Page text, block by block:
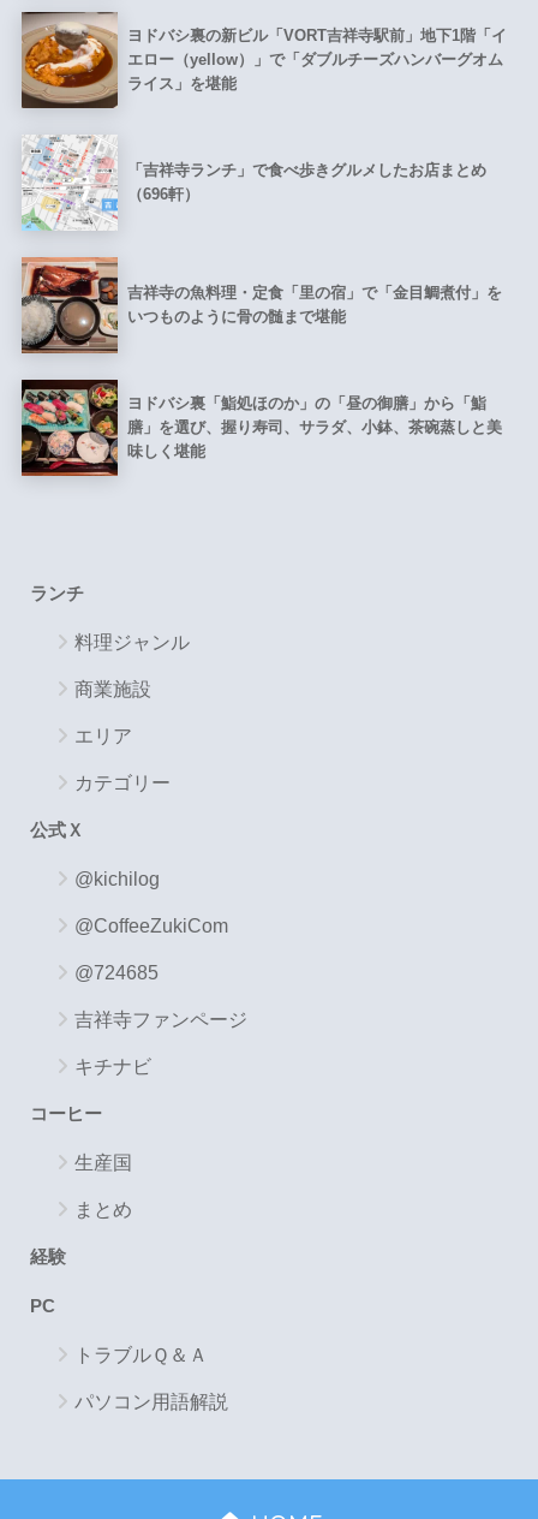
ヨドバシ裏の新ビル「VORT吉祥寺駅前」地下1階「イ
エロー（yellow）」で「ダブルチーズハンバーグオム
ライス」を堪能
「吉祥寺ランチ」で食べ歩きグルメしたお店まとめ
（696軒）
吉祥寺の魚料理・定食「里の宿」で「金目鯛煮付」を
いつものように骨の髄まで堪能
ヨドバシ裏「鮨処ほのか」の「昼の御膳」から「鮨
膳」を選び、握り寿司、サラダ、小鉢、茶碗蒸しと美
味しく堪能
ランチ
料理ジャンル
商業施設
エリア
カテゴリー
公式Ｘ
@kichilog
@CoffeeZukiCom
@724685
吉祥寺ファンページ
キチナビ
コーヒー
生産国
まとめ
経験
PC
トラブルＱ＆Ａ
パソコン用語解説